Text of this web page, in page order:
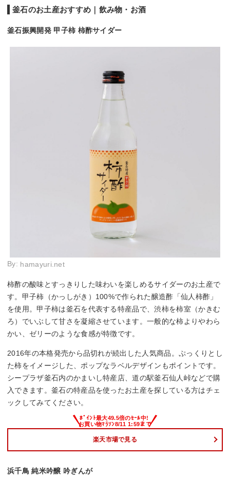
釜石のお土産おすすめ｜飲み物・お酒
釜石振興開発 甲子柿 柿酢サイダー
By: hamayuri.net
柿酢の酸味とすっきりした味わいを楽しめるサイダーのお土産で
す。甲子柿（かっしがき）100%で作られた醸造酢「仙人柿酢」
を使用。甲子柿は釜石を代表する特産品で、渋柿を柿室（かきむ
ろ）でいぶして甘さを凝縮させています。一般的な柿よりやわら
かい、ゼリーのような食感が特徴です。
2016年の本格発売から品切れが続出した人気商品。ぷっくりとし
た柿をイメージした、ポップなラベルデザインもポイントです。
シープラザ釜石内のかまいし特産店、道の駅釜石仙人峠などで購
入できます。釜石の特産品を使ったお土産を探している方はチェ
ックしてみてください。
楽天市場で見る
浜千鳥 純米吟醸 吟ぎんが